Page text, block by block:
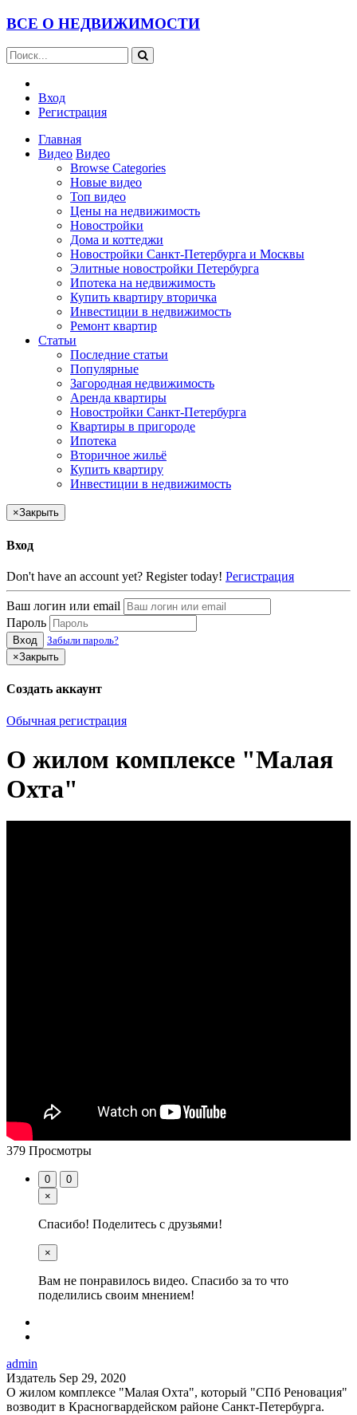
ВСЕ О НЕДВИЖИМОСТИ
Вход
Регистрация
Главная
Видео Видео
Browse Categories
Новые видео
Топ видео
Цены на недвижимость
Новостройки
Дома и коттеджи
Новостройки Санкт-Петербурга и Москвы
Элитные новостройки Петербурга
Ипотека на недвижимость
Купить квартиру вторичка
Инвестиции в недвижимость
Ремонт квартир
Статьи
Последние статьи
Популярные
Загородная недвижимость
Аренда квартиры
Новостройки Санкт-Петербурга
Квартиры в пригороде
Ипотека
Вторичное жильё
Купить квартиру
Инвестиции в недвижимость
×Закрыть
Вход
Don't have an account yet? Register today! Регистрация
Ваш логин или email
Пароль
Вход
Забыли пароль?
×Закрыть
Создать аккаунт
Обычная регистрация
О жилом комплексе "Малая
Охта"
379 Просмотры
0
0
×
Спасибо! Поделитесь с друзьями!
×
Вам не понравилось видео. Спасибо за то что
поделились своим мнением!
admin
Издатель Sep 29, 2020
О жилом комплексе "Малая Охта", который "СПб Реновация"
возводит в Красногвардейском районе Санкт-Петербурга.